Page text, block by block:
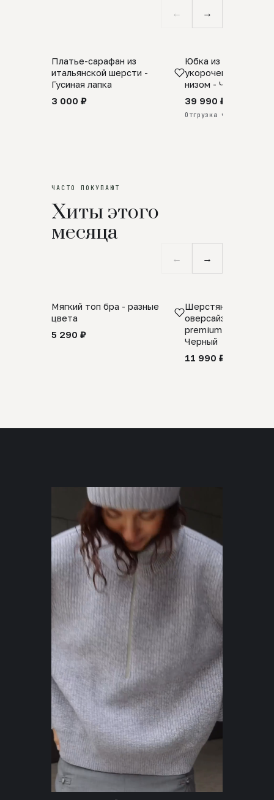
← →
SALE
Платье-сарафан из
итальянской шерсти -
Гусиная лапка
3 000 ₽
ПРЕДЗАКАЗ
Юбка из
укороченная с
низом - Черный
39 990 ₽
Отгрузка через 25 дней
ЧАСТО ПОКУПАЮТ
Хиты этого
месяца
← →
Мягкий топ бра - разные
цвета
5 290 ₽
Шерстяной свитер
оверсайз 100%
premium merino
Черный
11 990 ₽